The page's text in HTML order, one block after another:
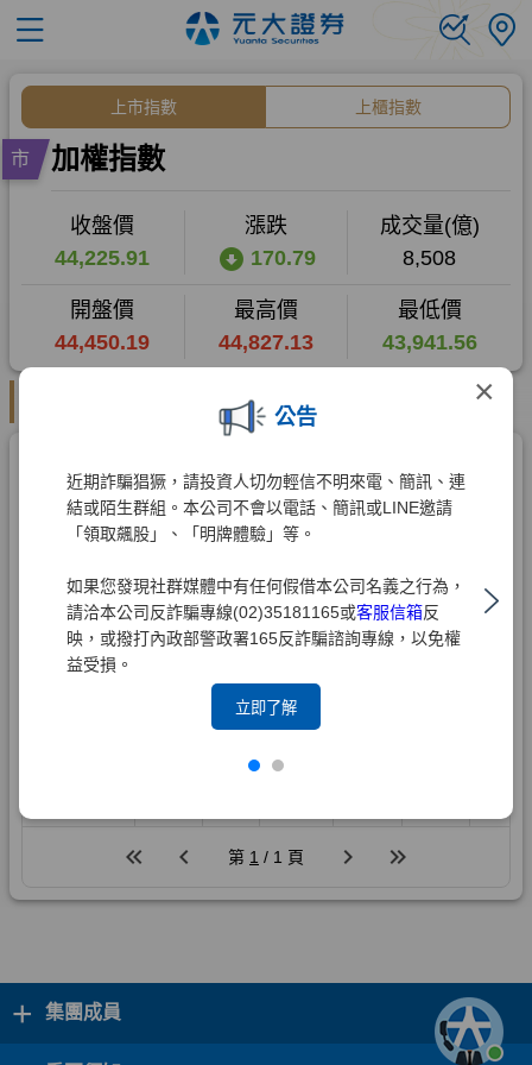
×
公告
近期詐騙猖獗，請投資人切勿輕信不明來電、簡訊、連
結或陌生群組。本公司不會以電話、簡訊或LINE邀請
「領取飆股」、「明牌體驗」等。
如果您發現社群媒體中有任何假借本公司名義之行為，
請洽本公司反詐騙專線(02)35181165或客服信箱反
映，或撥打內政部警政署165反詐騙諮詢專線，以免權
益受損。
立即了解
+ 集團成員